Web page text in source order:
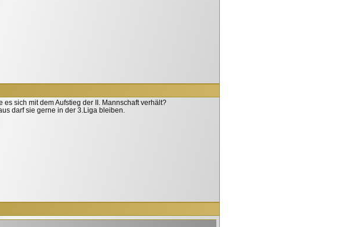
sich mit dem Aufstieg der II. Mannschaft verhält?
darf sie gerne in der 3.Liga bleiben.